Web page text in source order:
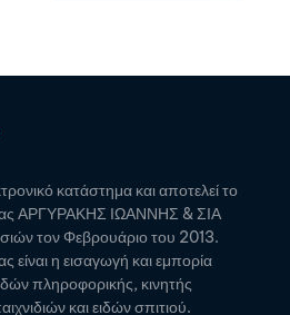
κατάστημα και αποτελεί το
ΑΡΓΥΡΑΚΗΣ ΙΩΑΝΝΗΣ & ΣΙΑ
τον Φεβρουάριο του 2013.
είναι η εισαγωγή και εμπορία
πληροφορικής, κινητής
και ειδών σπιτιού.